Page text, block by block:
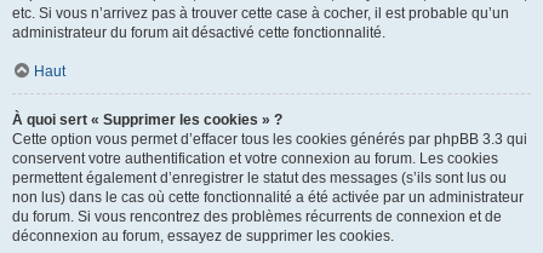
etc. Si vous n’arrivez pas à trouver cette case à cocher, il est probable qu’un
administrateur du forum ait désactivé cette fonctionnalité.
Haut
À quoi sert « Supprimer les cookies » ?
Cette option vous permet d’effacer tous les cookies générés par phpBB 3.3 qui
conservent votre authentification et votre connexion au forum. Les cookies
permettent également d’enregistrer le statut des messages (s’ils sont lus ou
non lus) dans le cas où cette fonctionnalité a été activée par un administrateur
du forum. Si vous rencontrez des problèmes récurrents de connexion et de
déconnexion au forum, essayez de supprimer les cookies.